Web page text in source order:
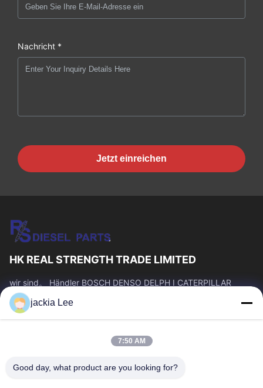
Nachricht *
Jetzt einreichen
HK REAL STRENGTH TRADE LIMITED
wir sind。 Händler BOSCH DENSO DELPH I CATERPILLAR
VOLVO CUMMINS TOYOTA ISUZU Company whatsapp Zahl:
0086 159 2067 9523.
Schnelllinks
Produkte
Über Uns
Werksbesichtigung
jackia Lee
7:50 AM
Good day, what product are you looking for?